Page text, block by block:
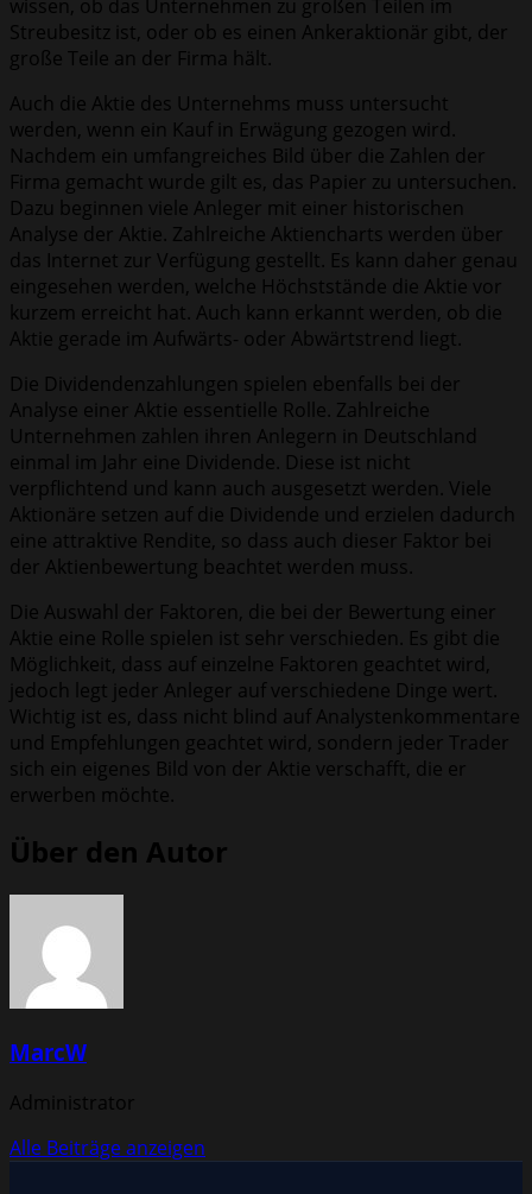
wissen, ob das Unternehmen zu großen Teilen im
Streubesitz ist, oder ob es einen Ankeraktionär gibt, der
große Teile an der Firma hält.
Auch die Aktie des Unternehms muss untersucht
werden, wenn ein Kauf in Erwägung gezogen wird.
Nachdem ein umfangreiches Bild über die Zahlen der
Firma gemacht wurde gilt es, das Papier zu untersuchen.
Dazu beginnen viele Anleger mit einer historischen
Analyse der Aktie. Zahlreiche Aktiencharts werden über
das Internet zur Verfügung gestellt. Es kann daher genau
eingesehen werden, welche Höchststände die Aktie vor
kurzem erreicht hat. Auch kann erkannt werden, ob die
Aktie gerade im Aufwärts- oder Abwärtstrend liegt.
Die Dividendenzahlungen spielen ebenfalls bei der
Analyse einer Aktie essentielle Rolle. Zahlreiche
Unternehmen zahlen ihren Anlegern in Deutschland
einmal im Jahr eine Dividende. Diese ist nicht
verpflichtend und kann auch ausgesetzt werden. Viele
Aktionäre setzen auf die Dividende und erzielen dadurch
eine attraktive Rendite, so dass auch dieser Faktor bei
der Aktienbewertung beachtet werden muss.
Die Auswahl der Faktoren, die bei der Bewertung einer
Aktie eine Rolle spielen ist sehr verschieden. Es gibt die
Möglichkeit, dass auf einzelne Faktoren geachtet wird,
jedoch legt jeder Anleger auf verschiedene Dinge wert.
Wichtig ist es, dass nicht blind auf Analystenkommentare
und Empfehlungen geachtet wird, sondern jeder Trader
sich ein eigenes Bild von der Aktie verschafft, die er
erwerben möchte.
Über den Autor
MarcW
Administrator
Alle Beiträge anzeigen